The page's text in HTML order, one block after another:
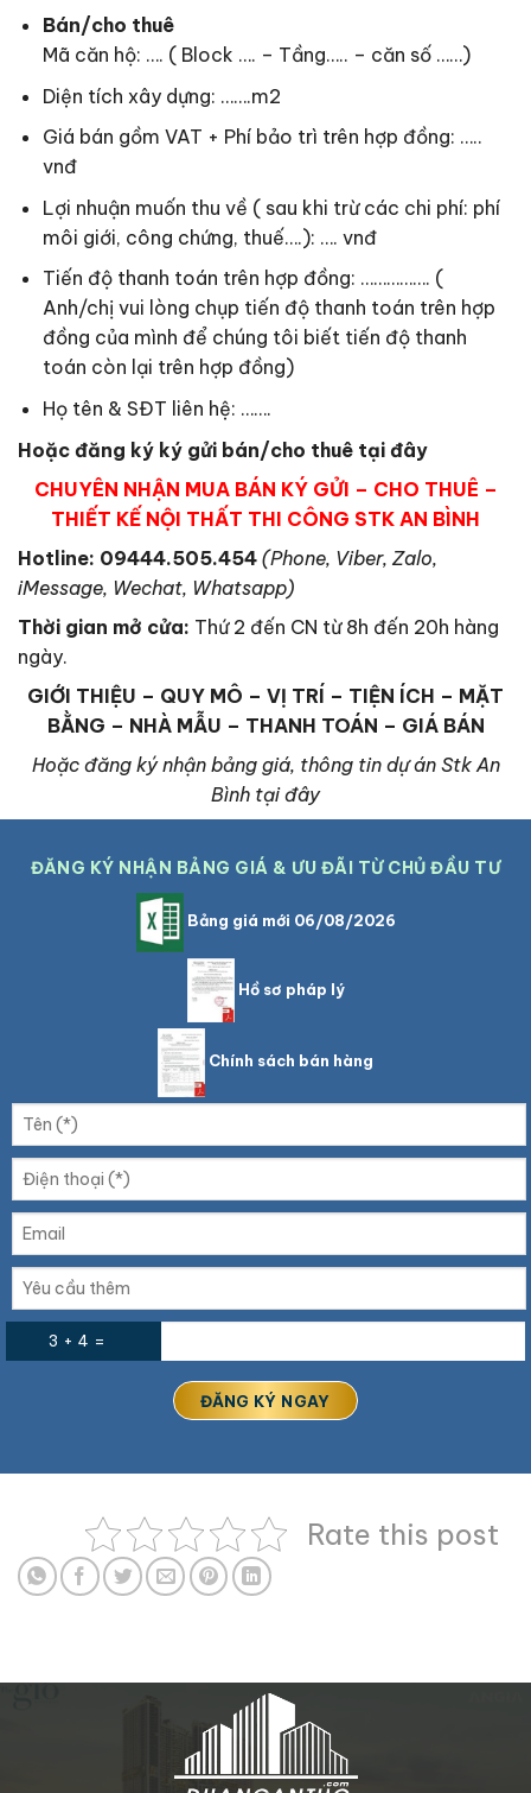
Bán/cho thuê
Mã căn hộ: …. ( Block …. – Tầng….. – căn số ……)
Diện tích xây dựng: …….m2
Giá bán gồm VAT + Phí bảo trì trên hợp đồng: …..
vnđ
Lợi nhuận muốn thu về ( sau khi trừ các chi phí: phí
môi giới, công chứng, thuế….): …. vnđ
Tiến độ thanh toán trên hợp đồng: ……………. (
Anh/chị vui lòng chụp tiến độ thanh toán trên hợp
đồng của mình để chúng tôi biết tiến độ thanh
toán còn lại trên hợp đồng)
Họ tên & SĐT liên hệ: …….
Hoặc đăng ký ký gửi bán/cho thuê tại đây
CHUYÊN NHẬN MUA BÁN KÝ GỬI – CHO THUÊ –
THIẾT KẾ NỘI THẤT THI CÔNG STK AN BÌNH
Hotline: 09444.505.454 (Phone, Viber, Zalo,
iMessage, Wechat, Whatsapp)
Thời gian mở cửa: Thứ 2 đến CN từ 8h đến 20h hàng
ngày.
GIỚI THIỆU – QUY MÔ – VỊ TRÍ – TIỆN ÍCH – MẶT
BẰNG – NHÀ MẪU – THANH TOÁN – GIÁ BÁN
Hoặc đăng ký nhận bảng giá, thông tin dự án Stk An
Bình tại đây
ĐĂNG KÝ NHẬN BẢNG GIÁ & ƯU ĐÃI TỪ CHỦ ĐẦU TƯ
Bảng giá mới 06/08/2026
Hồ sơ pháp lý
Chính sách bán hàng
3 + 4 =
Rate this post